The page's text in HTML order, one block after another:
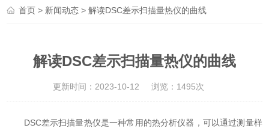
首页 > 新闻动态 > 解读DSC差示扫描量热仪的曲线
解读DSC差示扫描量热仪的曲线
更新时间：2023-10-12 浏览：1495次
DSC差示扫描量热仪是一种常用的热分析仪器，可以通过测量样